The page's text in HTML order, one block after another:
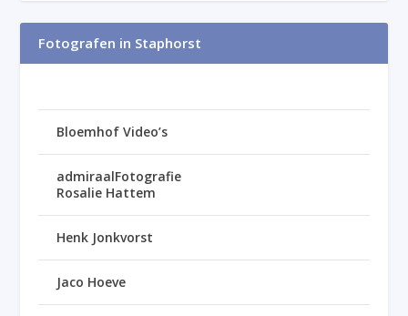
Fotografen in Staphorst
Bloemhof Video’s
admiraalFotografie
Rosalie Hattem
Henk Jonkvorst
Jaco Hoeve